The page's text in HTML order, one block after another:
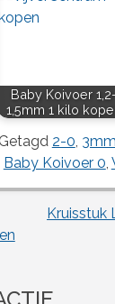
Baby Koivoer
1,5mm 1 kilo
Getagd 2-0,
Baby Koivoer 0,
Kruisstuk